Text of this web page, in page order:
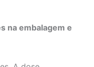
na embalagem e